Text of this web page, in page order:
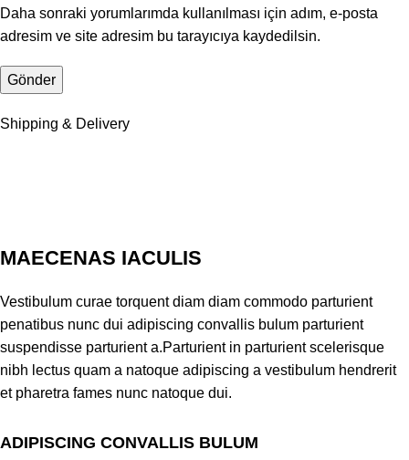
Daha sonraki yorumlarımda kullanılması için adım, e-posta
adresim ve site adresim bu tarayıcıya kaydedilsin.
Shipping & Delivery
MAECENAS IACULIS
Vestibulum curae torquent diam diam commodo parturient
penatibus nunc dui adipiscing convallis bulum parturient
suspendisse parturient a.Parturient in parturient scelerisque
nibh lectus quam a natoque adipiscing a vestibulum hendrerit
et pharetra fames nunc natoque dui.
ADIPISCING CONVALLIS BULUM